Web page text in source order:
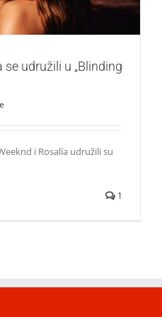
se udružili u „Blinding
i Rosalía udružili su
1